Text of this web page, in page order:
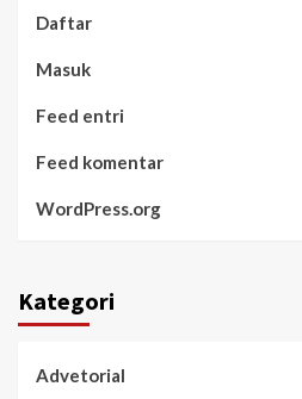
Daftar
Masuk
Feed entri
Feed komentar
WordPress.org
Kategori
Advetorial